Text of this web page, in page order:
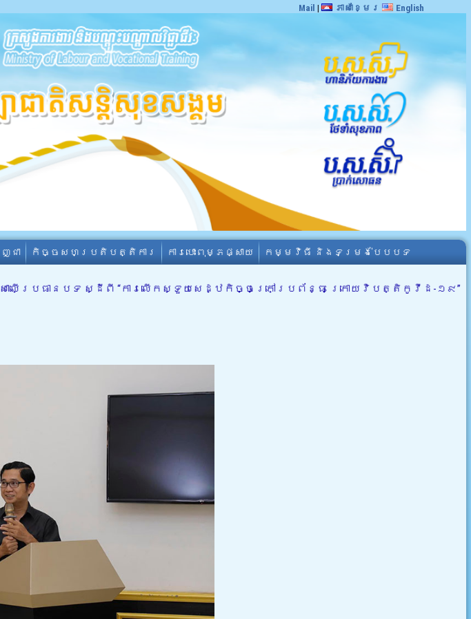
Mail | ភាសាខ្មែរ English
ជា កិច្ចសហប្រតិបត្តិការ ការបោះពុម្ភផ្សាយ កម្មវិធី និងទម្រង់បែបបទ
ើប្រធានបទ ស្ដីពី “ការលើកស្ទួយសេដ្ឋកិច្ចក្រៅប្រព័ន្ធ ក្រោយវិបត្តិកូវីដ-១៩”